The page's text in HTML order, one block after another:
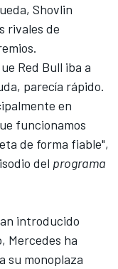
Shovlin
rivales de
Red Bull iba a
parecía rápido.
en
funcionamos
de forma fiable",
del programa
introducido
Mercedes ha
su monoplaza